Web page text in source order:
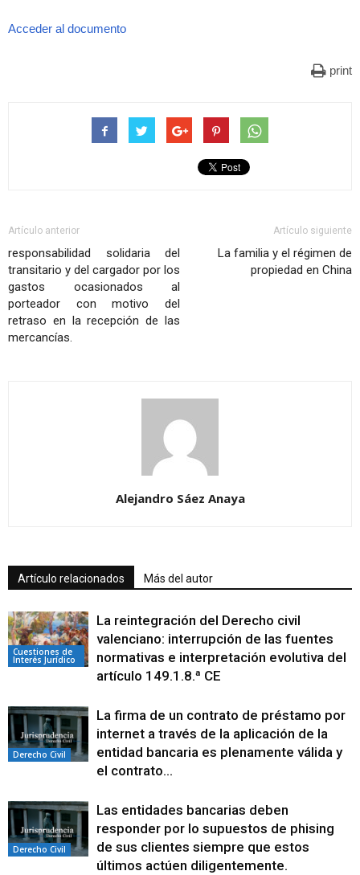
Acceder al documento
print
Artículo anterior
responsabilidad solidaria del
transitario y del cargador por los
gastos ocasionados al
porteador con motivo del
retraso en la recepción de las
mercancías.
Artículo siguiente
La familia y el régimen de
propiedad en China
Alejandro Sáez Anaya
Artículo relacionados Más del autor
Cuestiones de
Interés Jurídico
La reintegración del Derecho civil
valenciano: interrupción de las fuentes
normativas e interpretación evolutiva del
artículo 149.1.8.ª CE
Derecho Civil
La firma de un contrato de préstamo por
internet a través de la aplicación de la
entidad bancaria es plenamente válida y
el contrato...
Derecho Civil
Las entidades bancarias deben
responder por lo supuestos de phising
de sus clientes siempre que estos
últimos actúen diligentemente.